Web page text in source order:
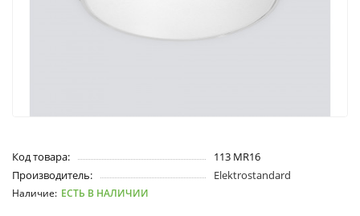
Код товара:
113 MR16
Производитель:
Elektrostandard
ЕСТЬ В НАЛИЧИИ